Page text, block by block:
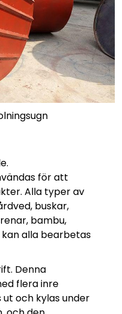
för att
Alla typer av
buskar,
bambu,
alla bearbetas
Denna
flera inre
och kylas under